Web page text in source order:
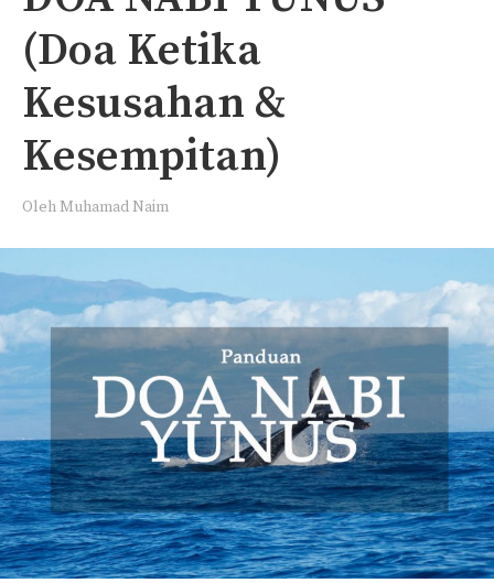
(Doa Ketika
Kesusahan &
Kesempitan)
OlehMuhamad Naim